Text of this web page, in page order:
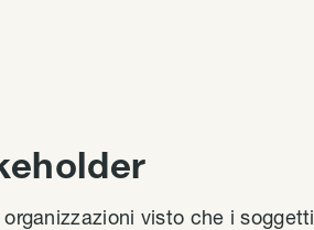
visto che i soggetti